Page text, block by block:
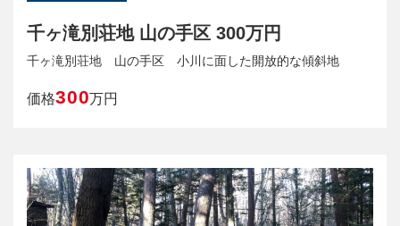
千ヶ滝別荘地 山の手区 300万円
千ヶ滝別荘地 山の手区 小川に面した開放的な傾斜地
価格300万円